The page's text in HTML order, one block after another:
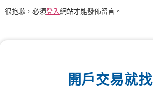
很抱歉，必須登入網站才能發佈留言。
開戶交易就找